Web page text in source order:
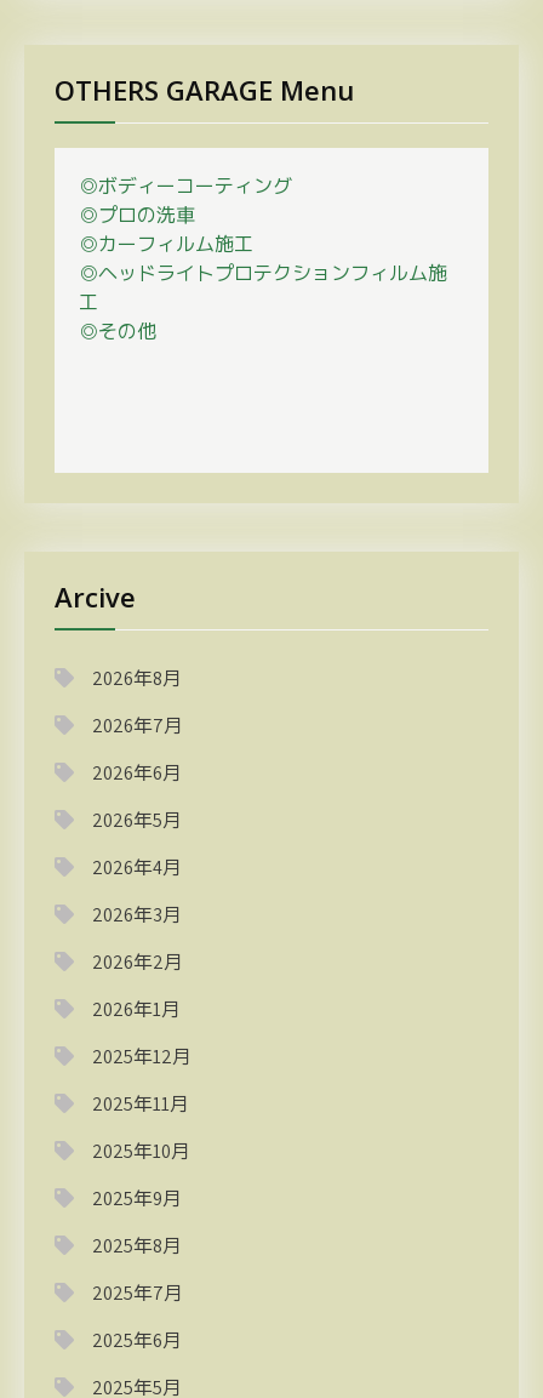
OTHERS GARAGE Menu
◎ボディーコーティング
◎プロの洗車
◎カーフィルム施工
◎ヘッドライトプロテクションフィルム施
工
◎その他
Arcive
2026年8月
2026年7月
2026年6月
2026年5月
2026年4月
2026年3月
2026年2月
2026年1月
2025年12月
2025年11月
2025年10月
2025年9月
2025年8月
2025年7月
2025年6月
2025年5月